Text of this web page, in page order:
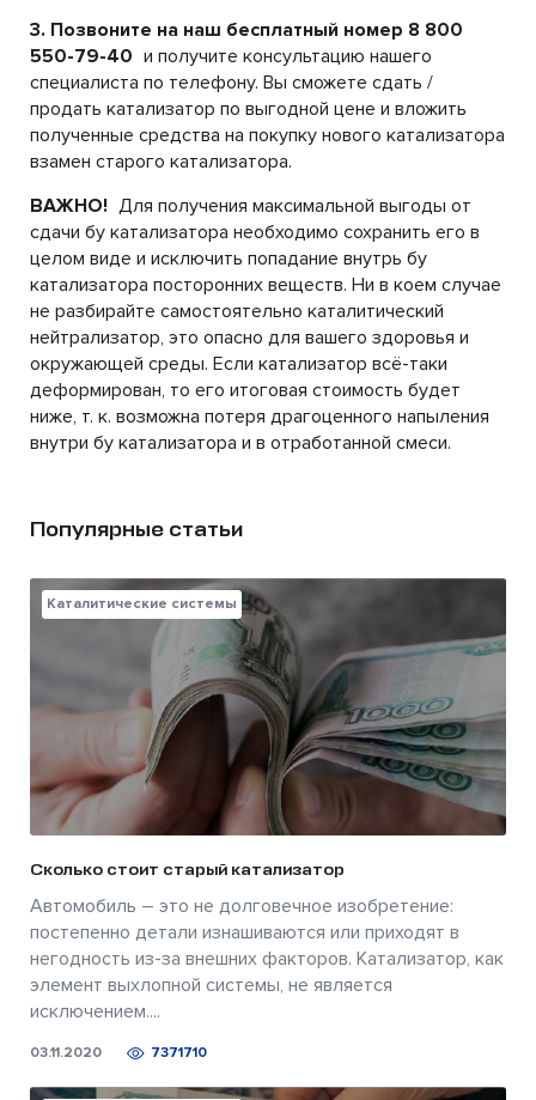
3. Позвоните на наш бесплатный номер 8 800
550-79-40 и получите консультацию нашего
специалиста по телефону. Вы сможете сдать /
продать катализатор по выгодной цене и вложить
полученные средства на покупку нового катализатора
взамен старого катализатора.
ВАЖНО! Для получения максимальной выгоды от
сдачи бу катализатора необходимо сохранить его в
целом виде и исключить попадание внутрь бу
катализатора посторонних веществ. Ни в коем случае
не разбирайте самостоятельно каталитический
нейтрализатор, это опасно для вашего здоровья и
окружающей среды. Если катализатор всё-таки
деформирован, то его итоговая стоимость будет
ниже, т. к. возможна потеря драгоценного напыления
внутри бу катализатора и в отработанной смеси.
Популярные статьи
Каталитические системы
Сколько стоит старый катализатор
Автомобиль – это не долговечное изобретение:
постепенно детали изнашиваются или приходят в
негодность из-за внешних факторов. Катализатор, как
элемент выхлопной системы, не является
исключением....
03.11.2020 7371710